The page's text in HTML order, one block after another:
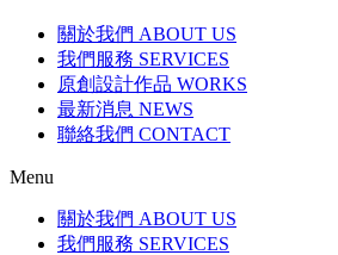
關於我們 ABOUT US
我們服務 SERVICES
原創設計作品 WORKS
最新消息 NEWS
聯絡我們 CONTACT
Menu
關於我們 ABOUT US
我們服務 SERVICES